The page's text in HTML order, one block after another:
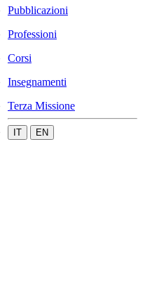
Pubblicazioni
Professioni
Corsi
Insegnamenti
Terza Missione
IT EN